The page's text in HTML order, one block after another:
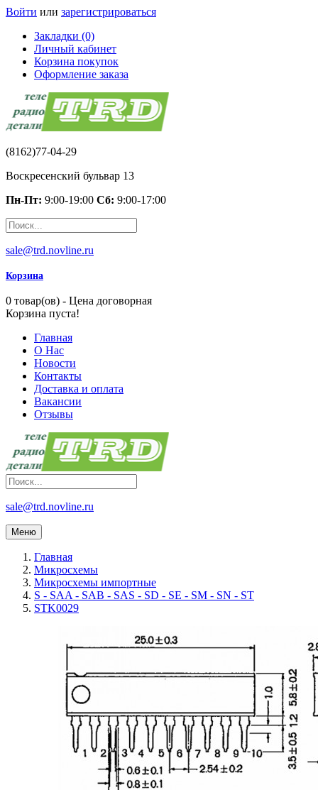
Войти или зарегистрироваться
Закладки (0)
Личный кабинет
Корзина покупок
Оформление заказа
(8162)77-04-29
Воскресенский бульвар 13
Пн-Пт: 9:00-19:00 Сб: 9:00-17:00
sale@trd.novline.ru
Корзина
0 товар(ов) - Цена договорная
Корзина пуста!
Главная
О Нас
Новости
Контакты
Доставка и оплата
Вакансии
Отзывы
sale@trd.novline.ru
Меню
Главная
Микросхемы
Микросхемы импортные
S - SAA - SAB - SAS - SD - SE - SM - SN - ST
STK0029